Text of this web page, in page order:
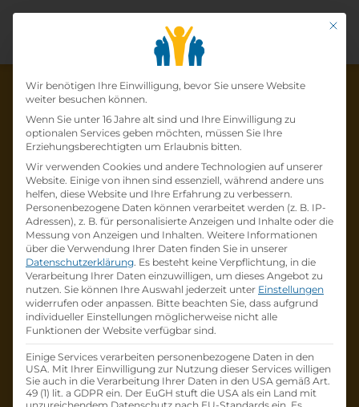
Die Lehrstelle wurde schon
besetzt!
Die LehrstelleLehrling Küche (m/w/d)bei
BLEIB BERG F.X.-Mayr Retreatist schon
besetzt.
Firmenprofil besuchen
Andere Lehrstelle suchen
Mit
Datenschutz-
Wir benötigen Ihre Einwilligung, bevor Sie unsere Website
weiter besuchen können.
Wenn Sie unter 16 Jahre alt sind und Ihre Einwilligung zu
optionalen Services geben möchten, müssen Sie Ihre
Erziehungsberechtigten um Erlaubnis bitten.
Wir verwenden Cookies und andere Technologien auf unserer
Website. Einige von ihnen sind essenziell, während andere uns
helfen, diese Website und Ihre Erfahrung zu verbessern.
Personenbezogene Daten können verarbeitet werden (z. B. IP-
Adressen), z. B. für personalisierte Anzeigen und Inhalte oder die
Messung von Anzeigen und Inhalten. Weitere Informationen
über die Verwendung Ihrer Daten finden Sie in unserer
Datenschutzerklärung. Es besteht keine Verpflichtung, in die
Verarbeitung Ihrer Daten einzuwilligen, um dieses Angebot zu
nutzen. Sie können Ihre Auswahl jederzeit unter Einstellungen
widerrufen oder anpassen. Bitte beachten Sie, dass aufgrund
individueller Einstellungen möglicherweise nicht alle
Funktionen der Website verfügbar sind.
Einige Services verarbeiten personenbezogene Daten in den
USA. Mit Ihrer Einwilligung zur Nutzung dieser Services willigen
Sie auch in die Verarbeitung Ihrer Daten in den USA gemäß Art.
49 (1) lit. a GDPR ein. Der EuGH stuft die USA als ein Land mit